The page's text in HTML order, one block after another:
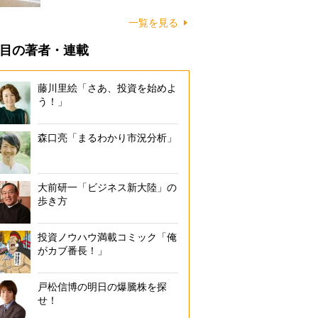
一覧を見る
の著者・連載
藤川里絵「さあ、投資を始めよ
う！」
森口亮「まるわかり市況分析」
大前研一「ビジネス新大陸」の
歩き方
投資ノウハウ満載コミック「俺
がカブ番長！」
戸松信博の明日の爆騰株を探
せ！